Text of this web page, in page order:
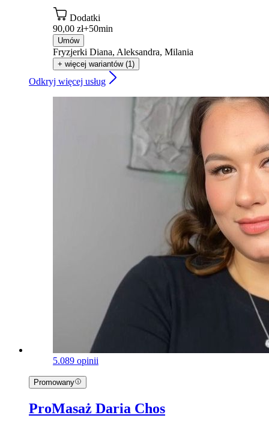
Dodatki
90,00 zł+50min
Umów
Fryzjerki Diana, Aleksandra, Milania
+ więcej wariantów (1)
Odkryj więcej usług
5.089 opinii
Promowany
ProMasaż Daria Chos